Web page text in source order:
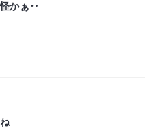
かぁ‥